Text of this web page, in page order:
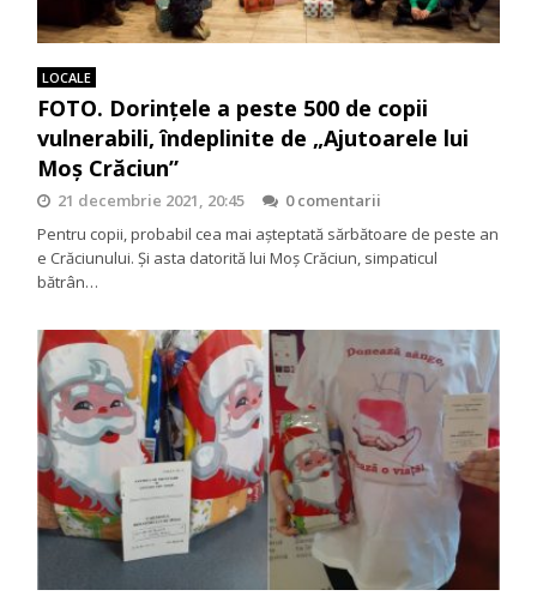
LOCALE
FOTO. Dorințele a peste 500 de copii
vulnerabili, îndeplinite de „Ajutoarele lui
Moș Crăciun”
21 decembrie 2021, 20:45
0 comentarii
Pentru copii, probabil cea mai așteptată sărbătoare de peste an
e Crăciunului. Și asta datorită lui Moș Crăciun, simpaticul
bătrân…